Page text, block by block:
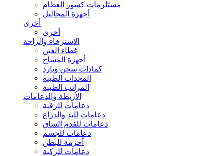
مستلزمات كسور العظام
أجهزة المحاليل
أخرى
أخرى
الاسترخاء والراحة
غطاء العين
أجهزة المساج
كمادات سخن وبارد
المخدات الطبية
المراتب الطبية
الأربطة والدعامات
دعامات للرقبة
دعامات لليد والذراع
دعامات للقدم الساق
دعامات للجسم
أحزمة للبطن
دعامات للركبة